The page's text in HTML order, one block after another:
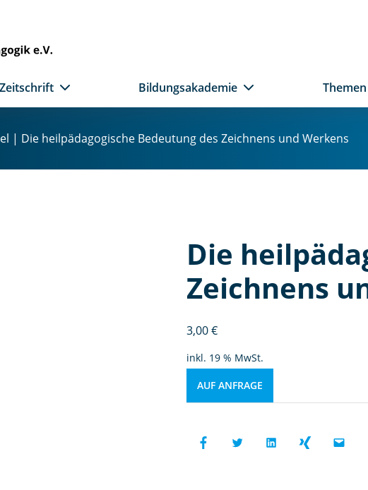
Zeitschrift Bildungsakademie Themen
| Die heilpädagogische Bedeutung des Zeichnens und Werkens
Die
Zeichnens
3,00€
inkl. 19 % MwSt.
AUF ANFRAGE